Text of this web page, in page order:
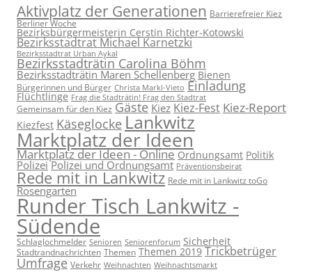
Aktivplatz der Generationen Barrierefreier Kiez
Berliner Woche
Bezirksbürgermeisterin Cerstin Richter-Kotowski
Bezirksstadtrat Michael Karnetzki
Bezirksstadtrat Urban Aykal
Bezirksstadträtin Carolina Böhm
Bezirksstadträtin Maren Schellenberg Bienen
Bürgerinnen und Bürger Christa Markl-Vieto Einladung
Flüchtlinge Frag die Stadträtin! Frag den Stadtrat
Gemeinsam für den Kiez Gäste Kiez Kiez-Fest Kiez-Report
Kiezfest Käseglocke Lankwitz
Marktplatz der Ideen
Marktplatz der Ideen - Online Ordnungsamt Politik
Polizei Polizei und Ordnungsamt Präventionsbeirat
Rede mit in Lankwitz Rede mit in Lankwitz toGo
Rosengarten
Runder Tisch Lankwitz -
Südende
Schlaglochmelder Senioren Seniorenforum Sicherheit
Stadtrandnachrichten Themen Themen 2019 Trickbetrüger
Umfrage Verkehr Weihnachten Weihnachtsmarkt